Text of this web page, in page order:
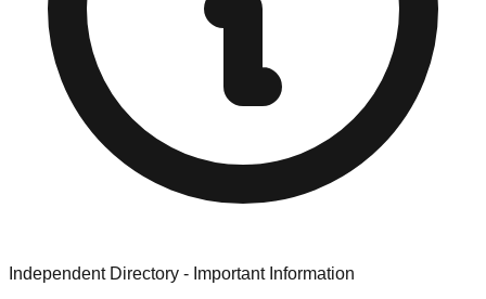
Independent Directory - Important Information